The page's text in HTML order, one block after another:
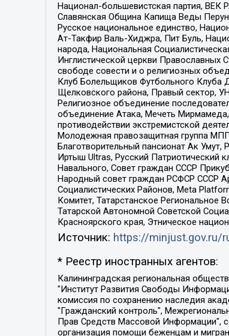
Национал-большевистская партия,
Славянская Община Капища Веды
Русское национальное единство,
Ат-Такфир Валь-Хиджра, Пит Буль,
народа, Национальная
Инглистической церкви Православных
свободе совести и о религиозных
Клуб Болельщиков Футбольного Клуба
Щелковского района, Правый сектор,
Религиозное объединение
объединение Атака, Мечеть
противодействии экстремистской
Молодежная правозащитная группа
Благотворительный пансионат Ак Умут,
Иртыш Ultras, Русский
Навального, Совет граждан СССР
Народный совет граждан РСФСР СССР
Социалистических Районов, Meta
Комитет, Татарстанское
Татарской Автономной Советской
Красноярского края, Этническое
Источник: https://minjust.gov.ru/
* Реестр иностранных агентов:
Калининградская региональная общественная организация "Экозащита!-Женсовет", Фонд содействия защите прав и свобод граждан "Общественный вердикт", Фонд "Институт Развития Свободы Информации", Частное учреждение "Информационное агентство МЕМО. РУ", Региональная общественная организация "Общественная комиссия по сохранению наследия академика Сахарова", Фонд поддержки свободы прессы, Санкт-Петербургская общественная правозащитная организация "Гражданский контроль", Межрегиональная общественная организация "Информационно-просветительский центр "Мемориал", Региональный Фонд "Центр Защиты Прав Средств Массовой Информации", с 05.12.2023 Фонд "Центр Защиты Прав Средств массовой информации", Региональная общественная благотворительная организация помощи беженцам и мигрантам "Гражданское содействие", Негосударственное образовательное учреждение дополнительного профессионального образования (повышение квалификации) специалистов "АКАДЕМИЯ ПО ПРАВАМ ЧЕЛОВЕКА", Свердловская региональная общественная организация "Сутяжник", Автономная некоммерческая организация "Центр независимых социологических исследований", Союз общественных объединений "Российский исследовательский центр по правам человека", Региональное общественное учреждение научно-информационный центр "МЕМОРИАЛ", Некоммерческая организация "Фонд защиты гласности", Автономная некоммерческая организация "Институт прав человека", Городская общественная организация "Екатеринбургское общество "МЕМОРИАЛ", Городская общественная организация "Рязанское историко-просветительское и правозащитное общество "Мемориал" (Рязанский Мемориал), Челябинский региональный орган общественной самодеятельности – женское общественное объединение "Женщины Евразии", Челябинский региональный орган общественной самодеятельности "Уральская правозащитная группа", Фонд содействия защите здоровья и социальной справедливости имени Андрея Рылькова, Автономная Некоммерческая Организация "Аналитический Центр Юрия Левады", Автономная некоммерческая организация социальной поддержки населения "Проект Апрель", Региональная общественная организация помощи женщинам и детям, находящимся в кризисной ситуации "Информационно-методический центр "Анна", Фонд содействия развитию массовых коммуникаций и правовому просвещению "Так-так-Так", Фонд содействия устойчивому развитию "Серебряная тайга", Свердловский